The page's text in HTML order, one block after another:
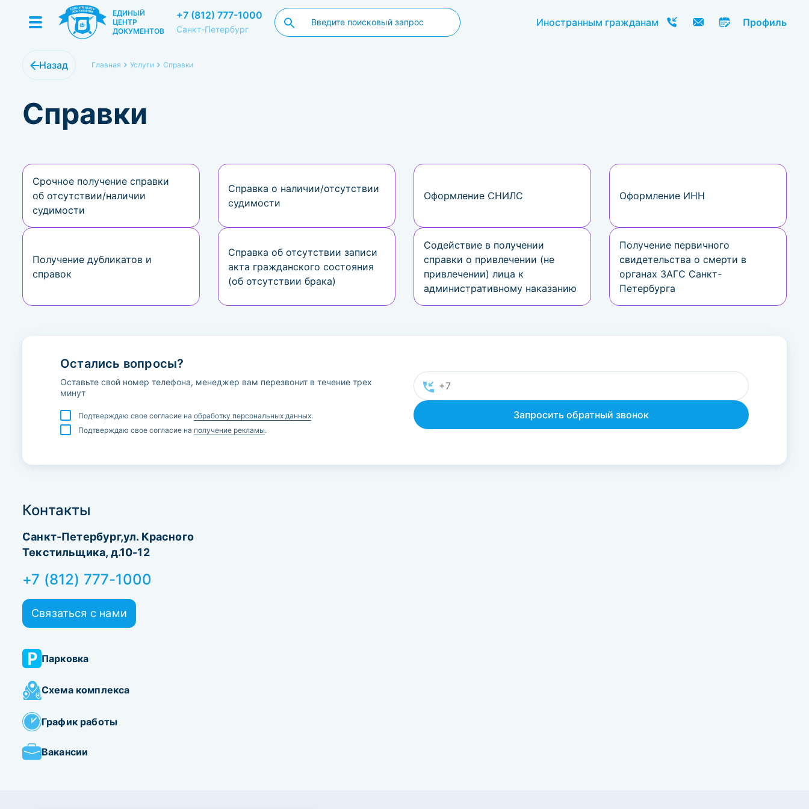
ЕДИНЫЙ
ЦЕНТР
ДОКУМЕНТОВ
+7 (812) 777-1000
Санкт-Петербург
Иностранным гражданам Профиль
Назад Главная Услуги Справки
Справки
Срочное получение справки
об отсутствии/наличии
судимости
Справка о наличии/отсутствии
судимости
Оформление СНИЛС Оформление ИНН
Получение дубликатов и
справок
Справка об отсутствии записи
акта гражданского состояния
(об отсутствии брака)
Содействие в получении
справки о привлечении (не
привлечении) лица к
административному наказанию
Получение первичного
свидетельства о смерти в
органах ЗАГС Санкт-
Петербурга
Остались вопросы?
Оставьте свой номер телефона, менеджер вам перезвонит в течение трех
минут
Подтверждаю свое согласие на обработку персональных данных.
Подтверждаю свое согласие на получение рекламы.
Контакты
Санкт-Петербург,ул. Красного
Текстильщика, д.10-12
+7 (812) 777-1000
Связаться с нами
Парковка
Схема комплекса
График работы
Вакансии